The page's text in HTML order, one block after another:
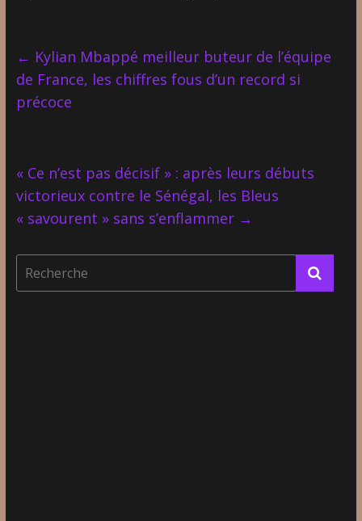
← Kylian Mbappé meilleur buteur de l’équipe
de France, les chiffres fous d’un record si
précoce
« Ce n’est pas décisif » : après leurs débuts
victorieux contre le Sénégal, les Bleus
« savourent » sans s’enflammer →